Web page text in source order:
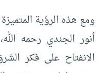
ومع هذه الرؤية
أنور الجندي رحمه
الانفتاح على فكر